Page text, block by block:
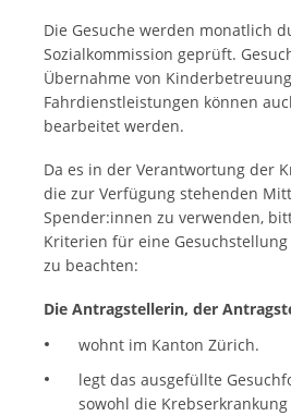
Die Gesuche werden monatlich
Sozialkommission geprüft.
Übernahme von
Fahrdienstleistungen können
bearbeitet werden.
Da es in der Verantwortung der
die zur Verfügung stehenden
Spender:innen zu verwenden,
Kriterien für eine
zu beachten:
Die Antragstellerin, der
wohnt im Kanton Zürich.
legt das ausgefüllte
sowohl die